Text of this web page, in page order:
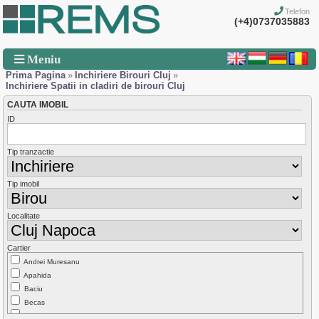
Telefon
(+4)0737035883
Meniu
Prima Pagina » Inchiriere Birouri Cluj »
Inchiriere Spatii in cladiri de birouri Cluj
CAUTA IMOBIL
ID
Tip tranzactie
Tip imobil
Localitate
Cartier
Andrei Muresanu
Apahida
Baciu
Becas
Borhanci